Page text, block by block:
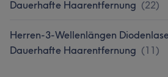
Dauerhafte Haarentfernung (22)
Herren-3-Wellenlängen
Dauerhafte Haarentfernung (11)